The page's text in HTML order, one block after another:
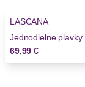
LASCANA
Jednodielne plavky
69,99 €